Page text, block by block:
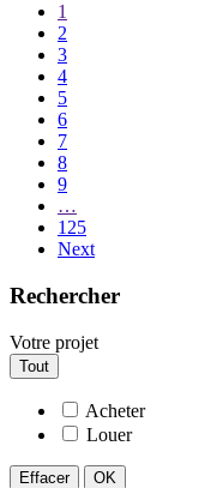
1
2
3
4
5
6
7
8
9
…
125
Next
Rechercher
Votre projet
Tout
Acheter
Louer
Effacer OK